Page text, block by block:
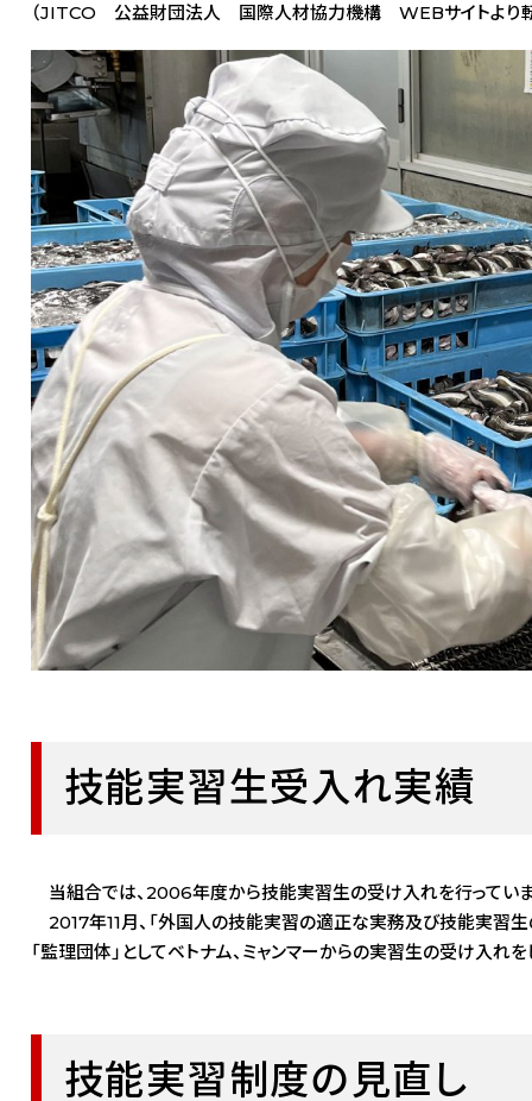
（JITCO 公益財団法人 国際人材協力機構 WEBサイトより
技能実習生受入れ実績
当組合では、2006年度から技能実習生の受け入れを行っていま
2017年11月、「外国人の技能実習の適正な実務及び技能実習
「監理団体」としてベトナム、ミャンマーからの実習生の受け入れを
技能実習制度の見直し